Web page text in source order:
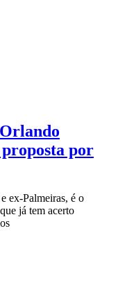
por
ex-Palmeiras, é o
já tem acerto